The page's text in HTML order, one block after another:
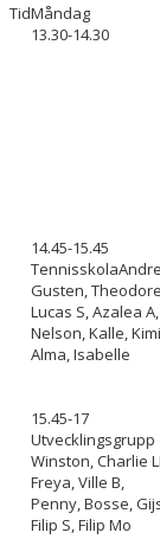
TidMåndag
13.30-14.30
14.45-15.45
Tennisskola
Gusten,
Lucas S, Azalea A,
Nelson, Kalle,
Alma, Isabelle
15.45-17
Utvecklingsgrupp
Winston, Charlie
Freya, Ville B,
Penny, Bosse,
Filip S, Filip Mo